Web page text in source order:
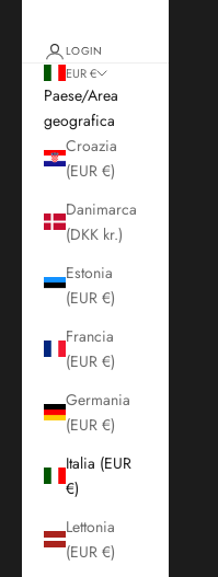
LOGIN
EUR €
Paese/Area
geografica
Croazia
(EUR €)
Danimarca
(DKK kr.)
Estonia
(EUR €)
Francia
(EUR €)
Germania
(EUR €)
Italia (EUR
€)
Lettonia
(EUR €)